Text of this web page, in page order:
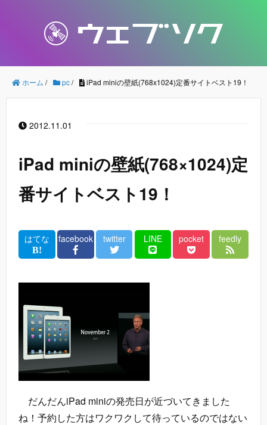
ホーム / pc/ iPad miniの壁紙(768x1024)定番サイトベスト19！
2012.11.01
iPad miniの壁紙(768×1024)定
番サイトベスト19！
はてな facebook twitter LINE pocket feedly
だんだんiPad miniの発売日が近づいてきました
ね！予約した方はワクワクして待っているのではない